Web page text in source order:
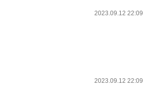
2023.09.12 22:09
2023.09.12 22:09